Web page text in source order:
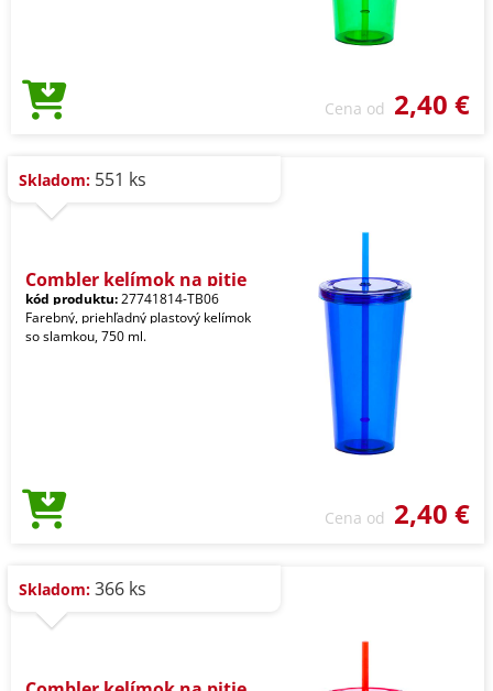
Cena od 2,40 €
Skladom: 551 ks
Combler kelímok na pitie
kód produktu:27741814-TB06
Farebný, priehľadný plastový kelímok
so slamkou, 750 ml.
Cena od 2,40 €
Skladom: 366 ks